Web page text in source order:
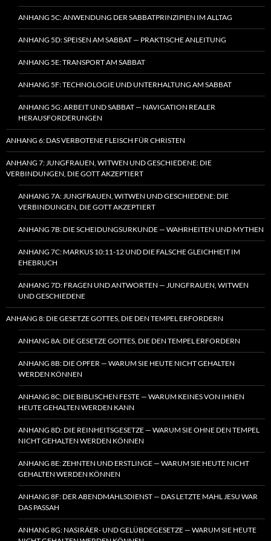
ANHANG 5C: ANWENDUNG DER SABBATPRINZIPIEN IM ALLTAG
ANHANG 5D: SPEISEN AM SABBAT — PRAKTISCHE ANLEITUNG
ANHANG 5E: TRANSPORT AM SABBAT
ANHANG 5F: TECHNOLOGIE UND UNTERHALTUNG AM SABBAT
ANHANG 5G: ARBEIT UND SABBAT — NAVIGATION REALER
HERAUSFORDERUNGEN
ANHANG 6: DAS VERBOTENE FLEISCH FÜR CHRISTEN
ANHANG 7: JUNGFRAUEN, WITWEN UND GESCHIEDENE: DIE
VERBINDUNGEN, DIE GOTT AKZEPTIERT
ANHANG 7A: JUNGFRAUEN, WITWEN UND GESCHIEDENE: DIE
VERBINDUNGEN, DIE GOTT AKZEPTIERT
ANHANG 7B: DIE SCHEIDUNGSURKUNDE — WAHRHEITEN UND MYTHEN
ANHANG 7C: MARKUS 10:11-12 UND DIE FALSCHE GLEICHHEIT IM
EHEBRUCH
ANHANG 7D: FRAGEN UND ANTWORTEN — JUNGFRAUEN, WITWEN
UND GESCHIEDENE
ANHANG 8: DIE GESETZE GOTTES, DIE DEN TEMPEL ERFORDERN
ANHANG 8A: DIE GESETZE GOTTES, DIE DEN TEMPEL ERFORDERN
ANHANG 8B: DIE OPFER — WARUM SIE HEUTE NICHT GEHALTEN
WERDEN KÖNNEN
ANHANG 8C: DIE BIBLISCHEN FESTE — WARUM KEINES VON IHNEN
HEUTE GEHALTEN WERDEN KANN
ANHANG 8D: DIE REINHEITSGESETZE — WARUM SIE OHNE DEN TEMPEL
NICHT GEHALTEN WERDEN KÖNNEN
ANHANG 8E: ZEHNTEN UND ERSTLINGE — WARUM SIE HEUTE NICHT
GEHALTEN WERDEN KÖNNEN
ANHANG 8F: DER ABENDMAHLSDIENST — DAS LETZTE MAHL JESU WAR
DAS PASSAH
ANHANG 8G: NASIRÄER- UND GELÜBDEGESETZE — WARUM SIE HEUTE